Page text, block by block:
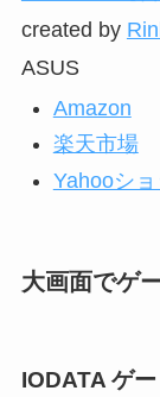
created by
ASUS
Amazon
楽天市場
Yahooシ
大画面でゲ
IODATA ゲ